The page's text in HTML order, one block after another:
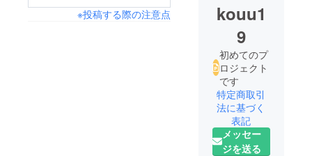
※投稿する際の注意点
kouu1
9
初めてのプ
ロジェクト
です
特定商取引
法に基づく
表記
メッセー
ジを送る